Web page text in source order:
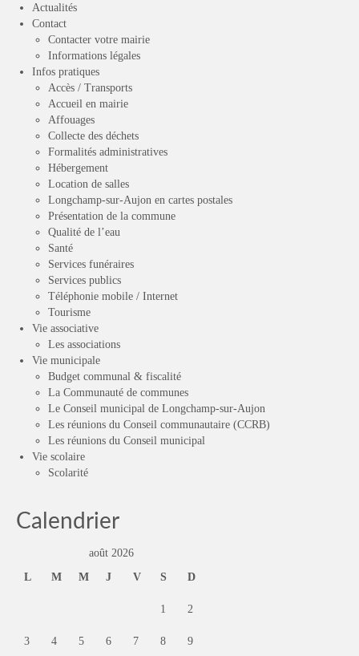
Actualités
Contact
Contacter votre mairie
Informations légales
Infos pratiques
Accès / Transports
Accueil en mairie
Affouages
Collecte des déchets
Formalités administratives
Hébergement
Location de salles
Longchamp-sur-Aujon en cartes postales
Présentation de la commune
Qualité de l’eau
Santé
Services funéraires
Services publics
Téléphonie mobile / Internet
Tourisme
Vie associative
Les associations
Vie municipale
Budget communal & fiscalité
La Communauté de communes
Le Conseil municipal de Longchamp-sur-Aujon
Les réunions du Conseil communautaire (CCRB)
Les réunions du Conseil municipal
Vie scolaire
Scolarité
Calendrier
août 2026
L
M M J V S D
1 2
3 4 5 6 7 8 9